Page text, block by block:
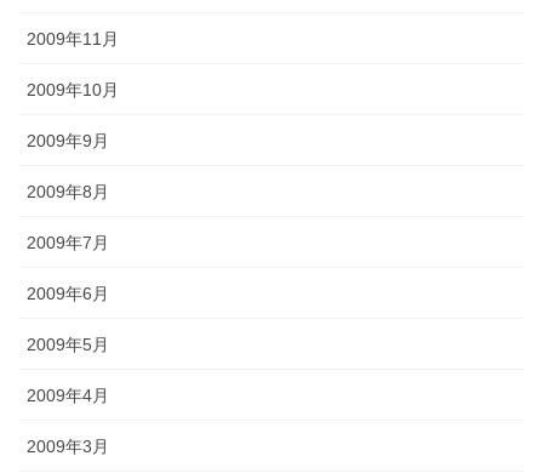
2009年11月
2009年10月
2009年9月
2009年8月
2009年7月
2009年6月
2009年5月
2009年4月
2009年3月